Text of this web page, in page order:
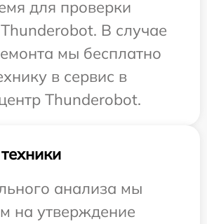
для проверки
В случае
мы бесплатно
в сервис в
Thunderobot.
анализа мы
на утверждение